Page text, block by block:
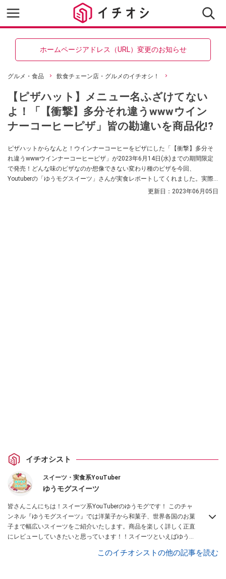
ホームページアドレス（URL）変更のお知らせ
グルメ・食品 飲食チェーン店・グルメのイチオシ！
【ピザハット】メニュー名ふざけてない
よ！「【衝撃】多分それ違うwwwウイン
ナーコーヒーピザ」皆の勘違いを商品化!?
ピザハットからなんと！ウインナーコーヒーをピザにした「【衝撃】多分そ
れ違うwwwウインナーコーヒーピザ」が2023年6月14日(水)までの期間限定
で発売！どんな味のピザなのか想像できない変わり種のピザを今回、
Youtuberの「ゆうモグスイーツ」さんが実食レポートしてくれました。実際
に食べてみると、これまでのピザでは味わった事のない、かなり美味しいデ
更新日： 2023年06月05日
イチオシスト
スイーツ・実食系YouTuber
ゆうモグスイーツ
皆さんこんにちは！スイーツ系YouTuberのゆうモグです！ このチャ
ンネル『ゆうモグスイーツ』では洋菓子から和菓子、世界各国のお菓
子まで幅広いスイーツをご紹介いたします。商品を楽しく詳しく正直
にレビューしていきたいと思っています！！スイーツといえばゆうモ
Instagramはこちら。このイチオシストの他の記事を読む